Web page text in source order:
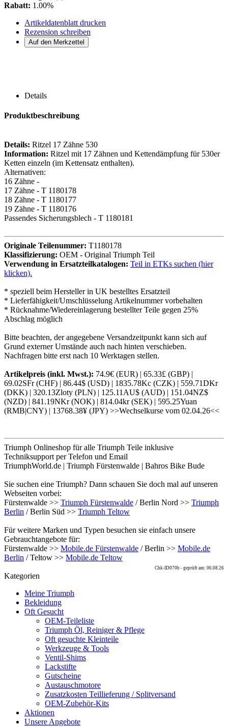
Rabatt: 1.00%
Artikeldatenblatt drucken
Rezension schreiben
Details
Produktbeschreibung
Details: Ritzel 17 Zähne 530
Information: Ritzel mit 17 Zähnen und Kettendämpfung für 530er
Ketten einzeln (im Kettensatz enthalten).
Alternativen:
16 Zähne -
17 Zähne - T 1180178
18 Zähne - T 1180177
19 Zähne - T 1180176
Passendes Sicherungsblech - T 1180181
Originale Teilenummer: T1180178
Klassifizierung: OEM - Original Triumph Teil
Verwendung in Ersatzteilkatalogen: Teil in ETKs suchen (hier
klicken).
* speziell beim Hersteller in UK bestelltes Ersatzteil
* Lieferfähigkeit/Umschlüsselung Artikelnummer vorbehalten
* Rücknahme/Wiedereinlagerung bestellter Teile gegen 25%
Abschlag möglich
Bitte beachten, der angegebene Versandzeitpunkt kann sich auf
Grund externer Umstände auch nach hinten verschieben.
Nachfragen bitte erst nach 10 Werktagen stellen.
Artikelpreis (inkl. Mwst.): 74.9€ (EUR) | 65.33£ (GBP) |
69.02SFr (CHF) | 86.44$ (USD) | 1835.78Kc (CZK) | 559.71DKr
(DKK) | 320.13Zloty (PLN) | 125.11AU$ (AUD) | 151.04NZ$
(NZD) | 841.19NKr (NOK) | 814.04kr (SEK) | 595.25Yuan
(RMB|CNY) | 13768.38¥ (JPY) >>Wechselkurse vom 02.04.26<<
Triumph Onlineshop für alle Triumph Teile inklusive
Techniksupport per Telefon und Email
TriumphWorld.de | Triumph Fürstenwalde | Bahros Bike Bude
Sie suchen eine Triumph? Dann schauen Sie doch mal auf unseren
Webseiten vorbei:
Fürstenwalde >> Triumph Fürstenwalde / Berlin Nord >> Triumph
Berlin / Berlin Süd >> Triumph Teltow
Für weitere Marken und Typen besuchen sie einfach unsere
Gebrauchtangebote für:
Fürstenwalde >> Mobile.de Fürstenwalde / Berlin >> Mobile.de
Berlin / Teltow >> Mobile.de Teltow
Chk-ID070b - geprüft am: 06.08.26
Kategorien
Meine Triumph
Bekleidung
Oft Gesucht
OEM-Teileliste
Triumph Öl, Reiniger & Pflege
Oft gesuchte Kleinteile
Werkzeuge & Tools
Ventil-Shims
Lackstifte
Gutscheine
Austauschmotore
Zusatzkosten Teillieferung / Splitversand
OEM-Zubehör-Kits
Aktionen
Unsere Angebote